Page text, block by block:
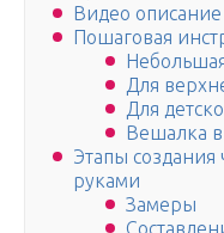
Видео описание
Пошаговая
Для
Для
Вешалка
Этапы
руками
Замеры